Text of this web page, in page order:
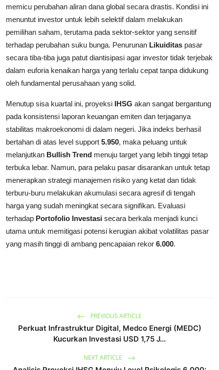
memicu perubahan aliran dana global secara drastis. Kondisi ini
menuntut investor untuk lebih selektif dalam melakukan
pemilihan saham, terutama pada sektor-sektor yang sensitif
terhadap perubahan suku bunga. Penurunan Likuiditas pasar
secara tiba-tiba juga patut diantisipasi agar investor tidak terjebak
dalam euforia kenaikan harga yang terlalu cepat tanpa didukung
oleh fundamental perusahaan yang solid.
Menutup sisa kuartal ini, proyeksi IHSG akan sangat bergantung
pada konsistensi laporan keuangan emiten dan terjaganya
stabilitas makroekonomi di dalam negeri. Jika indeks berhasil
bertahan di atas level support 5.950, maka peluang untuk
melanjutkan Bullish Trend menuju target yang lebih tinggi tetap
terbuka lebar. Namun, para pelaku pasar disarankan untuk tetap
menerapkan strategi manajemen risiko yang ketat dan tidak
terburu-buru melakukan akumulasi secara agresif di tengah
harga yang sudah meningkat secara signifikan. Evaluasi
terhadap Portofolio Investasi secara berkala menjadi kunci
utama untuk memitigasi potensi kerugian akibat volatilitas pasar
yang masih tinggi di ambang pencapaian rekor 6.000.
PREVIOUS ARTICLE
Perkuat Infrastruktur Digital, Medco Energi (MEDC)
Kucurkan Investasi USD 1,75 J...
NEXT ARTICLE